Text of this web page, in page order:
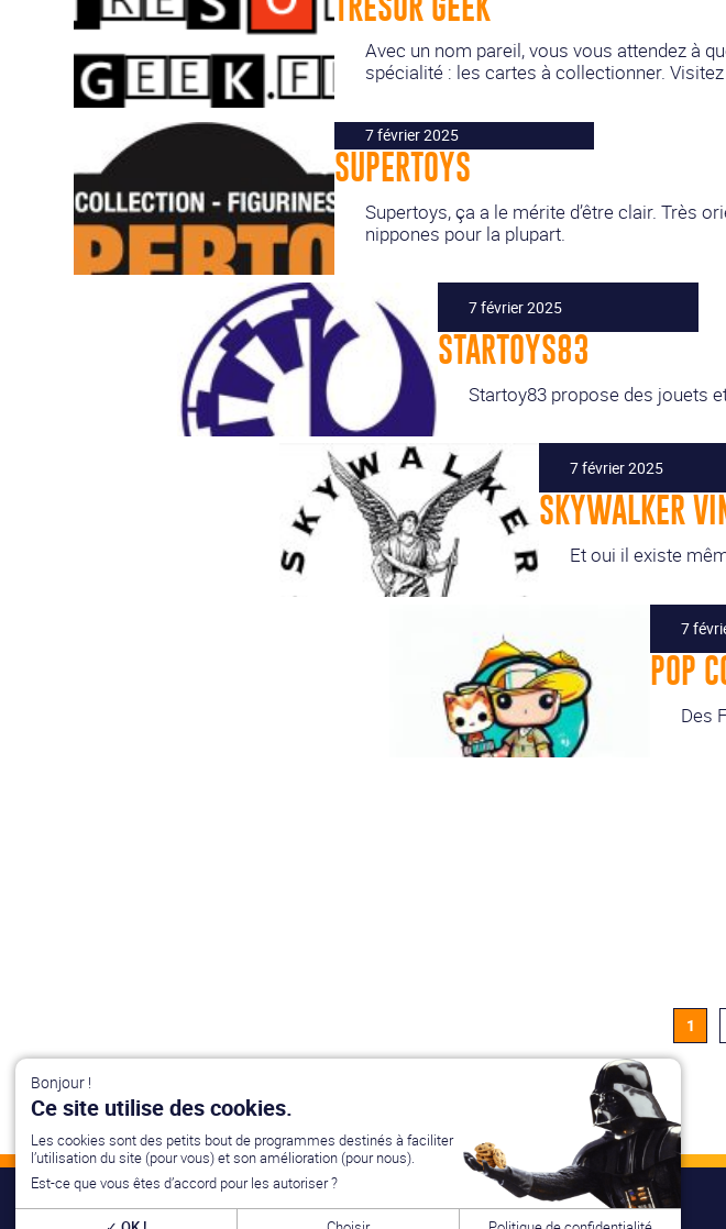
Avec un nom pareil, vous vous attendez à
spécialité : les cartes à collectionner.
7 février 2025
SUPERTOYS
Supertoys, ça a le mérite d’être clair. Très
nippones pour la plupart.
7 février 2025
STARTOYS83
Startoy83 propose des jouets
7 février 2025
SKYWALKER
Et oui il existe
7
POP
Des
1
Générations Star Wars
ans la référence en matière
Bonjour !
Ce site utilise des cookies.
Les cookies sont des petits bout de programmes destinés à faciliter
l’utilisation du site (pour vous) et son amélioration (pour nous).
Est-ce que vous êtes d’accord pour les autoriser ?